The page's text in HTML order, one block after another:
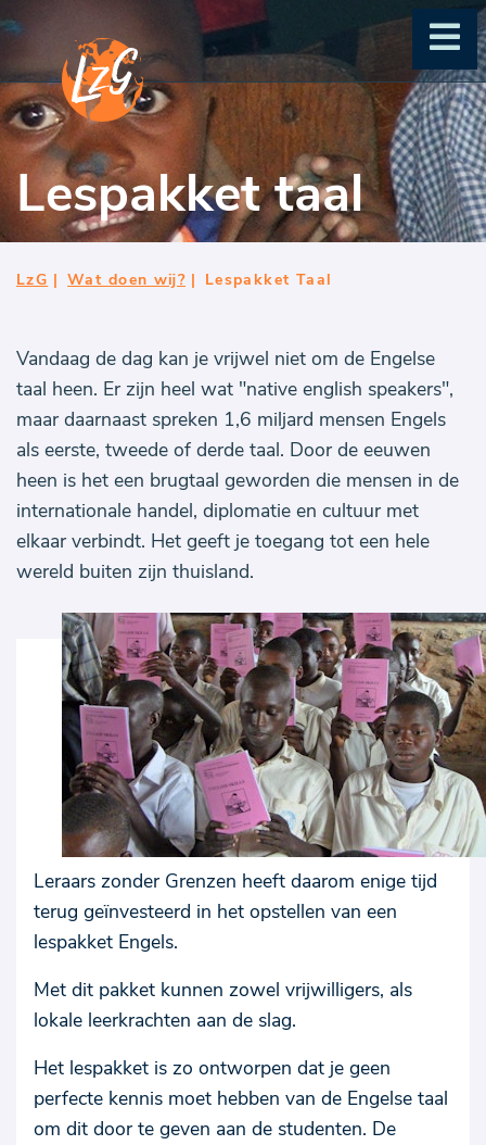
Lespakket taal
LzG | Wat doen wij? | Lespakket Taal
Vandaag de dag kan je vrijwel niet om de Engelse
taal heen. Er zijn heel wat "native english speakers",
maar daarnaast spreken 1,6 miljard mensen Engels
als eerste, tweede of derde taal. Door de eeuwen
heen is het een brugtaal geworden die mensen in de
internationale handel, diplomatie en cultuur met
elkaar verbindt. Het geeft je toegang tot een hele
wereld buiten zijn thuisland.
Leraars zonder Grenzen heeft daarom enige tijd
terug geïnvesteerd in het opstellen van een
lespakket Engels.
Met dit pakket kunnen zowel vrijwilligers, als
lokale leerkrachten aan de slag.
Het lespakket is zo ontworpen dat je geen
perfecte kennis moet hebben van de Engelse taal
om dit door te geven aan de studenten. De